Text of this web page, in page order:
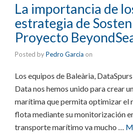
La importancia de
estrategia de
Proyecto
Posted byPedro Garcia on
Los equipos de Baleària,
Data nos hemos unido para crear
marítima que permita optimizar el
flota mediante su monitorización
transporte marítimo va mucho …